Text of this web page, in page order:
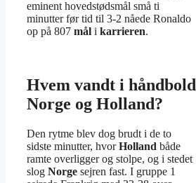
eminent hovedstødsmål små ti
minutter før tid til 3-2 nåede Ronaldo
op på 807 mål i karrieren.
Hvem vandt i håndbold
Norge og Holland?
Den rytme blev dog brudt i de to
sidste minutter, hvorHolland både
ramte overligger og stolpe, og i stedet
slog Norge sejren fast. I gruppe 1